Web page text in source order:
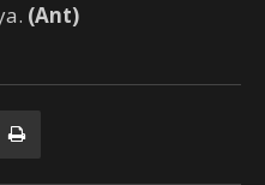
(Ant)